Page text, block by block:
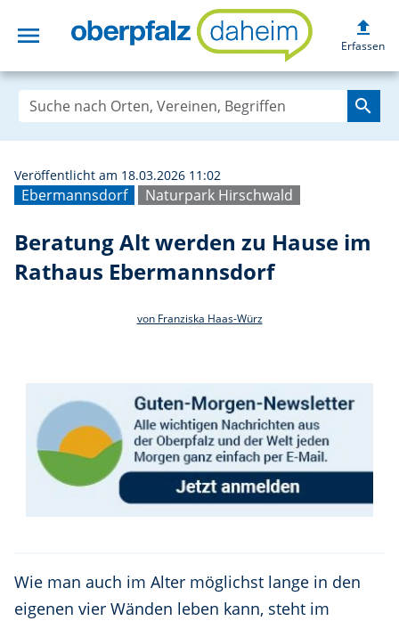
menu Beratung Alt
upload
Erfassen
search
Ebermannsdorf Naturpark Hirschwald
Veröffentlicht am 18.03.2026 11:02
Beratung Alt werden zu Hause im
Rathaus Ebermannsdorf
von Franziska Haas-Würz
Wie man auch im Alter möglichst lange in den
eigenen vier Wänden leben kann, steht im